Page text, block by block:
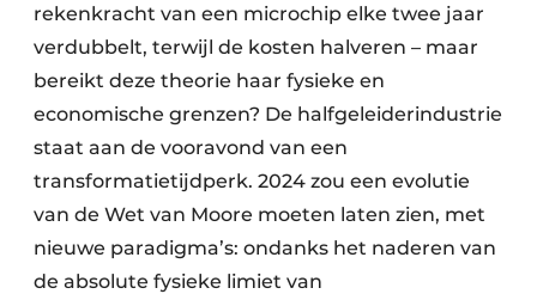
rekenkracht van een microchip elke twee jaar
verdubbelt, terwijl de kosten halveren – maar
bereikt deze theorie haar fysieke en
economische grenzen? De halfgeleiderindustrie
staat aan de vooravond van een
transformatietijdperk. 2024 zou een evolutie
van de Wet van Moore moeten laten zien, met
nieuwe paradigma’s: ondanks het naderen van
de absolute fysieke limiet van